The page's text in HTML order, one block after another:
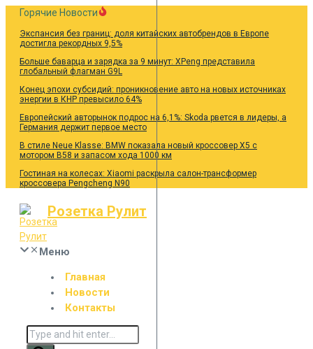
Перейти
содержанию
Горячие Новости
Экспансия без границ: доля китайских автобрендов в Европе
достигла рекордных 9,5%
Больше баварца и зарядка за 9 минут: XPeng представила
глобальный флагман G9L
Конец эпохи субсидий: проникновение авто на новых источниках
энергии в КНР превысило 64%
Европейский авторынок подрос на 6,1%: Skoda рвется в лидеры, а
Германия держит первое место
В стиле Neue Klasse: BMW показала новый кроссовер X5 с
мотором B58 и запасом хода 1000 км
Гостиная на колесах: Xiaomi раскрыла салон-трансформер
кроссовера Pengcheng N90
Розетка Рулит
Меню
Главная
Новости
Контакты
Искать: